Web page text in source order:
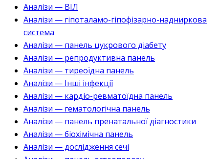
Аналізи — ВІЛ
Аналізи — гіпоталамо-гіпофізарно-надниркова
система
Аналізи — панель цукрового діабету
Аналізи — репродуктивна панель
Аналізи — тиреоїдна панель
Аналізи — Інші інфекції
Аналізи — кардіо-ревматоїдна панель
Аналізи — гематологічна панель
Аналізи — панель пренатальної діагностики
Аналізи — біохімічна панель
Аналізи — дослідження сечі